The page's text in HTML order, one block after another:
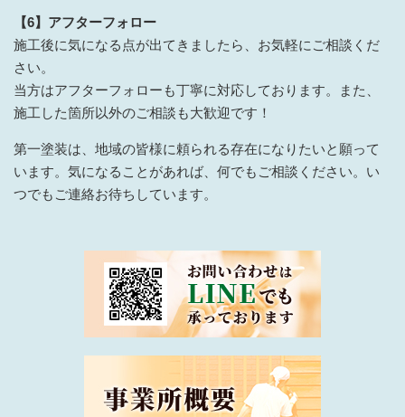
【6】アフターフォロー
施工後に気になる点が出てきましたら、お気軽にご相談くだ
さい。
当方はアフターフォローも丁寧に対応しております。また、
施工した箇所以外のご相談も大歓迎です！
第一塗装は、地域の皆様に頼られる存在になりたいと願って
います。気になることがあれば、何でもご相談ください。い
つでもご連絡お待ちしています。